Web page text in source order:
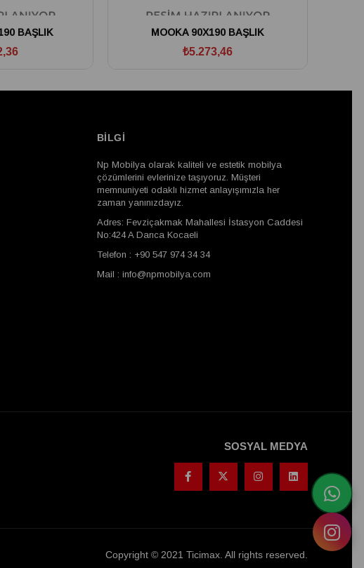
BAŞLIK MOOKA 90X190 BAŞLIK
₺5.273,46
BİLGİ
Np Mobilya olarak kaliteli ve estetik mobilya
çözümlerini evlerinize taşıyoruz. Müşteri
memnuniyeti odaklı hizmet anlayışımızla her
zaman yanınızdayız.
Adres: Fevziçakmak Mahallesi İstasyon Caddesi
No:424 A Darıca Kocaeli
Telefon : +90 547 974 34 34
Mail : info@npmobilya.com
SOSYAL MEDYA
Copyright © 2021 Ticimax. All rights reserved.